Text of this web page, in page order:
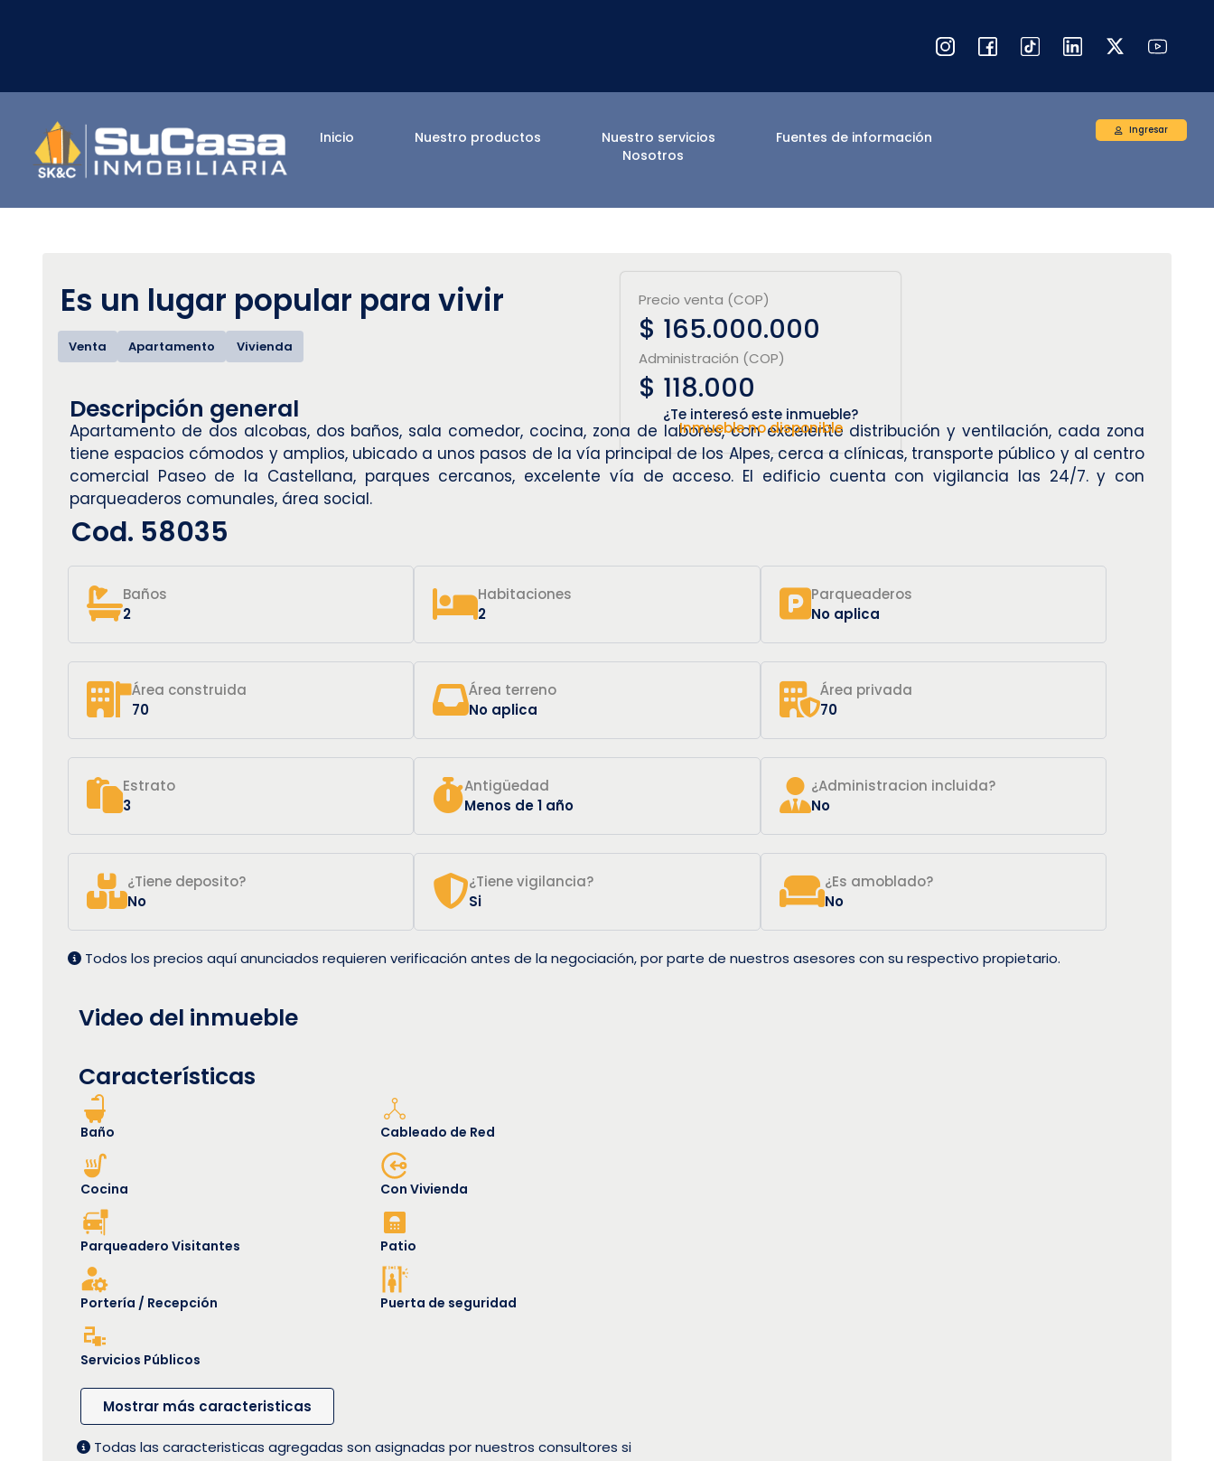
Inicio Nuestro productos Nuestro servicios
Fuentes de información
Nosotros
Ingresar
Es un lugar popular para vivir
Venta Apartamento Vivienda
Precio venta (COP)
$ 165.000.000
Administración (COP)
$ 118.000
¿Te interesó este inmueble?
Inmueble no disponible
Descripción general
Apartamento de dos alcobas, dos baños, sala comedor, cocina, zona de labores, con excelente distribución y ventilación, cada zona
tiene espacios cómodos y amplios, ubicado a unos pasos de la vía principal de los Alpes, cerca a clínicas, transporte público y al centro
comercial Paseo de la Castellana, parques cercanos, excelente vía de acceso. El edificio cuenta con vigilancia las 24/7. y con
parqueaderos comunales, área social.
Cod. 58035
Baños
2
Habitaciones
2
Parqueaderos
No aplica
Área construida
70
Área terreno
No aplica
Área privada
70
Estrato
3
Antigüedad
Menos de 1 año
¿Administracion incluida?
No
¿Tiene deposito?
No
¿Tiene vigilancia?
Si
¿Es amoblado?
No
Todos los precios aquí anunciados requieren verificación antes de la negociación, por parte de nuestros asesores con su respectivo propietario.
Video del inmueble
Características
Baño Cableado de Red
Cocina Con Vivienda
Parqueadero Visitantes Patio
Portería / Recepción Puerta de seguridad
Servicios Públicos
Mostrar más caracteristicas
Todas las caracteristicas agregadas son asignadas por nuestros consultores si